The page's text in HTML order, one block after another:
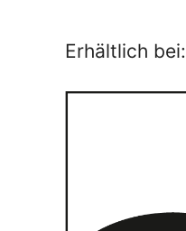
Erhältlich bei: